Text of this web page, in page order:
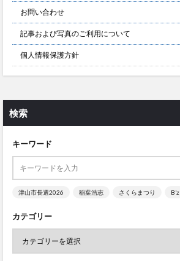
お問い合わせ
記事および写真のご利用について
個人情報保護方針
検索
キーワード
津山市長選2026 稲葉浩志 さくらまつり B’z
カテゴリー